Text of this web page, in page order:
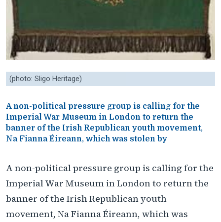
(photo: Sligo Heritage)
A non-political pressure group is calling for the
Imperial War Museum in London to return the
banner of the Irish Republican youth movement,
Na Fianna Éireann, which was stolen by
A non-political pressure group is calling for the
Imperial War Museum in London to return the
banner of the Irish Republican youth
movement, Na Fianna Éireann, which was